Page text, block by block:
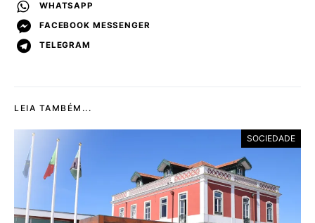
WHATSAPP
FACEBOOK MESSENGER
TELEGRAM
LEIA TAMBÉM...
SOCIEDADE